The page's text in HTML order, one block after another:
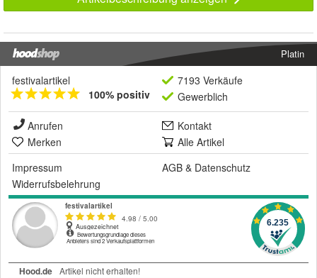
Platin
festivalartikel
100% positiv
7193 Verkäufe
Gewerblich
Anrufen
Kontakt
Merken
Alle Artikel
Impressum
AGB & Datenschutz
Widerrufsbelehrung